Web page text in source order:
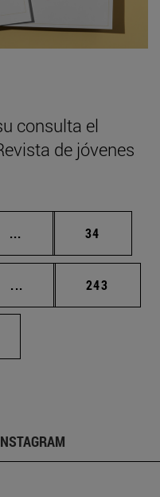
consulta el
de jóvenes
... Páginas intermedias
Página
34
... Páginas intermedias
Página
243